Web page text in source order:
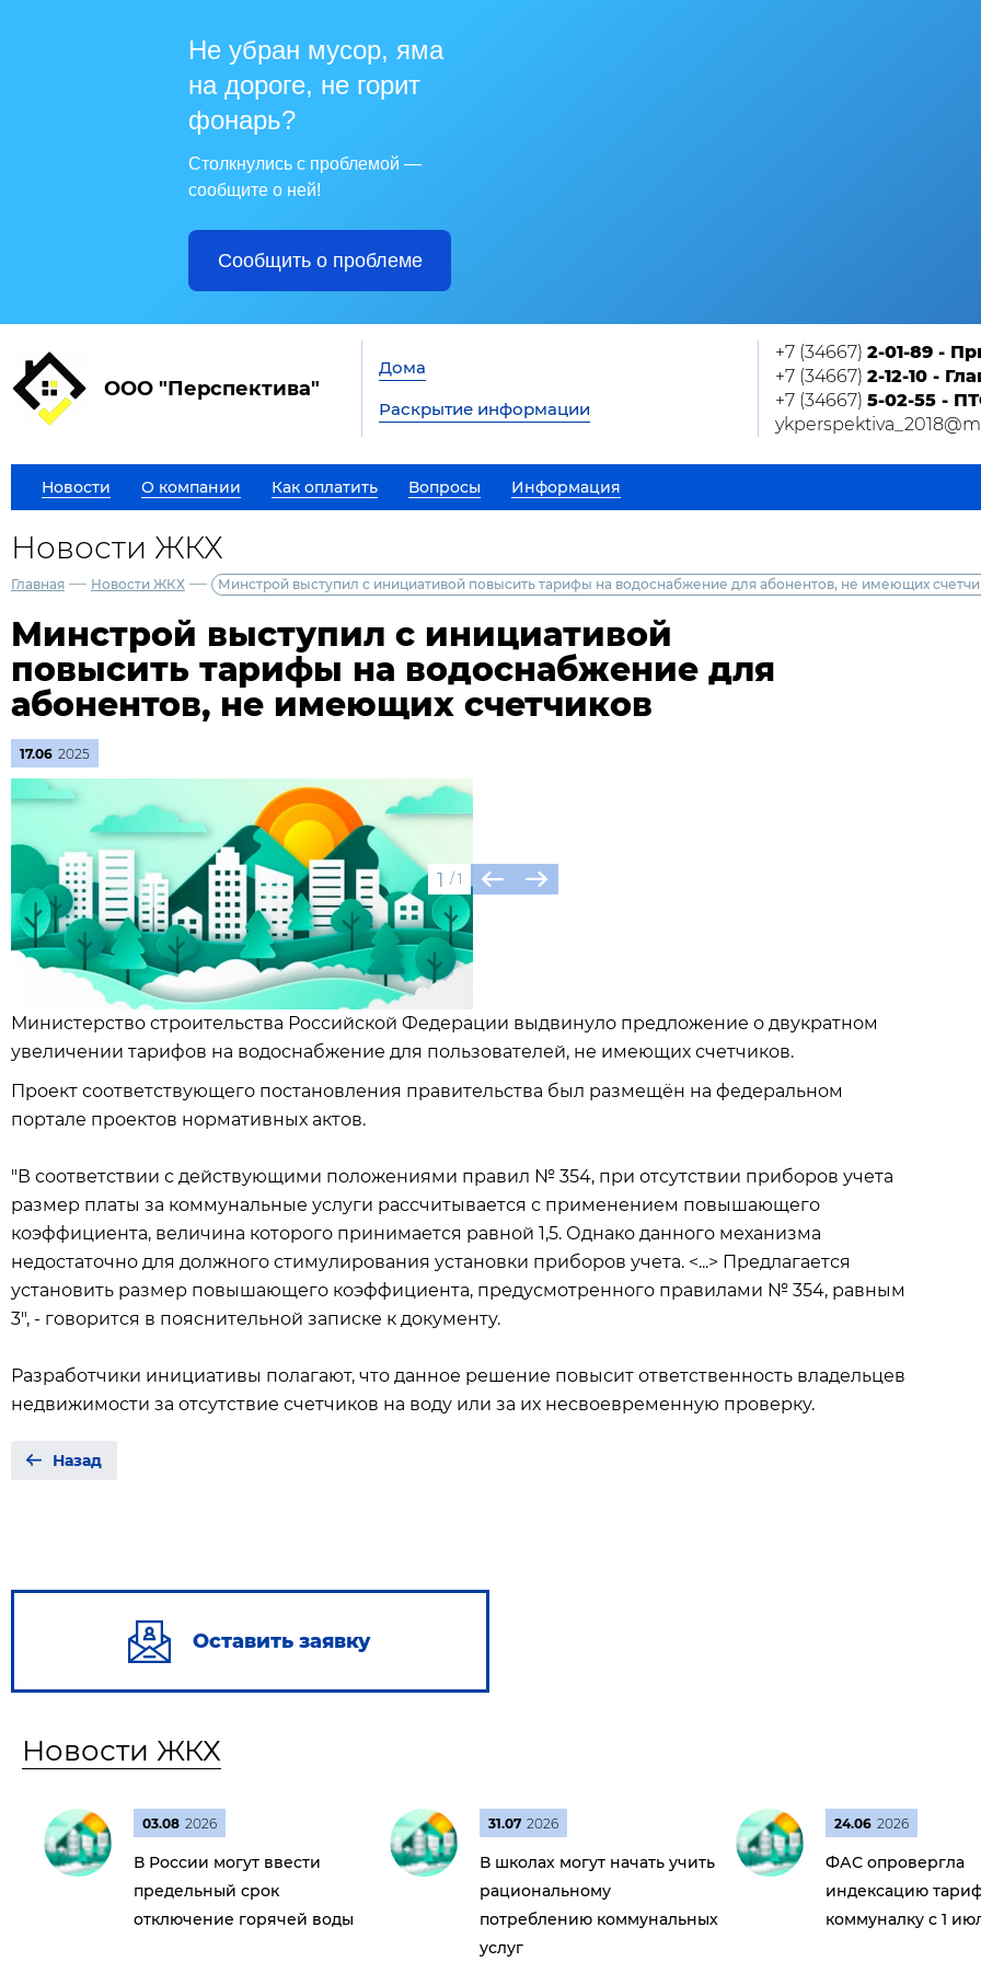
Не убран мусор, яма
на дороге, не горит
фонарь?
Столкнулись с проблемой —
сообщите о ней!
Сообщить о проблеме
ООО "Перспектива"
Дома
Раскрытие информации
+7 (34667) 2-01-89 -
+7 (34667) 2-12-10 -
+7 (34667) 5-02-55 -
Новости О компании Как оплатить Вопросы Информация
Новости ЖКХ
Главная — Новости ЖКХ — Минстрой выступил с инициативой повысить тарифы на водоснабжение для абонентов, не имеющих
Минстрой выступил с инициативой
повысить тарифы на водоснабжение для
абонентов, не имеющих счетчиков
17.06 2025
1 / 1
Министерство строительства Российской Федерации выдвинуло предложение о двукратном
увеличении тарифов на водоснабжение для пользователей, не имеющих счетчиков.
Проект соответствующего постановления правительства был размещён на федеральном
портале проектов нормативных актов.
"В соответствии с действующими положениями правил № 354, при отсутствии приборов учета
размер платы за коммунальные услуги рассчитывается с применением повышающего
коэффициента, величина которого принимается равной 1,5. Однако данного механизма
недостаточно для должного стимулирования установки приборов учета. <...> Предлагается
установить размер повышающего коэффициента, предусмотренного правилами № 354, равным
3", - говорится в пояснительной записке к документу.
Разработчики инициативы полагают, что данное решение повысит ответственность владельцев
недвижимости за отсутствие счетчиков на воду или за их несвоевременную проверку.
Назад
Оставить заявку
Новости ЖКХ
03.08 2026
В России могут ввести
предельный срок
отключение горячей воды
31.07 2026
В школах могут начать учить
рациональному
потреблению коммунальных
услуг
24.06 2026
ФАС опровергла
индексацию
коммуналку с 1